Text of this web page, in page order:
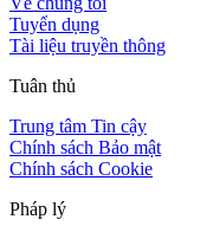
Tuyển dụng
Tài liệu truyền thông
Tuân thủ
Trung tâm Tin cậy
Chính sách Bảo mật
Chính sách Cookie
Pháp lý